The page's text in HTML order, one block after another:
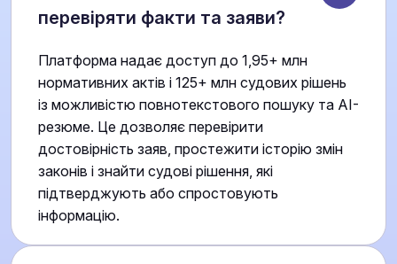
перевіряти факти та заяви?
Платформа надає доступ до 1,95+ млн
нормативних актів і 125+ млн судових рішень
із можливістю повнотекстового пошуку та AI-
резюме. Це дозволяє перевірити
достовірність заяв, простежити історію змін
законів і знайти судові рішення, які
підтверджують або спростовують
інформацію.